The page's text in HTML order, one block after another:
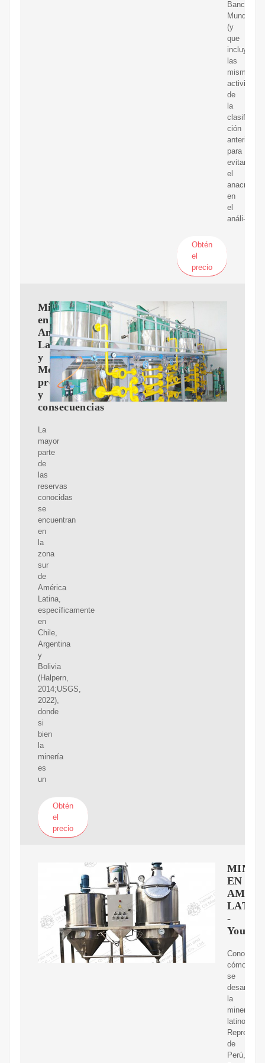
Banco
Mundial
(y
que
incluye
las
mismas
de
la
clasifica-
ción
anterior),
para
evitar
el
en
el
análi-
Obtén
el
precio
Minería
en
América
Latina
y
México:
problemas
y
consecuencias
La
mayor
parte
de
las
reservas
conocidas
se
encuentran
en
la
zona
sur
de
América
Latina,
específicamente
en
Chile,
Argentina
y
Bolivia
(Halpern,
2014;USGS,
2022),
donde
si
bien
la
minería
es
un
Obtén
el
precio
EN
-
Conoce
cómo
se
desarrolla
la
minería
de
Perú,